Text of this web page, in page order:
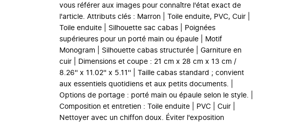
vous référer aux images pour connaître l'état exact de
l'article. Attributs clés : Marron | Toile enduite, PVC, Cuir |
Toile enduite | Silhouette sac cabas | Poignées
supérieures pour un porté main ou épaule | Motif
Monogram | Silhouette cabas structurée | Garniture en
cuir | Dimensions et coupe : 21 cm x 28 cm x 13 cm /
8.26'' x 11.02'' x 5.11'' | Taille cabas standard ; convient
aux essentiels quotidiens et aux petits documents. |
Options de portage : porté main ou épaule selon le style. |
Composition et entretien : Toile enduite | PVC | Cuir |
Nettoyer avec un chiffon doux. Éviter l'exposition